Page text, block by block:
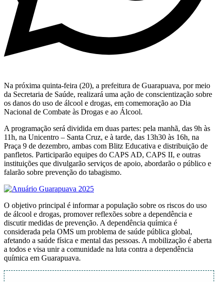
Na próxima quinta-feira (20), a prefeitura de Guarapuava, por meio
da Secretaria de Saúde, realizará uma ação de conscientização sobre
os danos do uso de álcool e drogas, em comemoração ao Dia
Nacional de Combate às Drogas e ao Álcool.
A programação será dividida em duas partes: pela manhã, das 9h às
11h, na Unicentro – Santa Cruz, e à tarde, das 13h30 às 16h, na
Praça 9 de dezembro, ambas com Blitz Educativa e distribuição de
panfletos. Participarão equipes do CAPS AD, CAPS II, e outras
instituições que divulgarão serviços de apoio, abordarão o público e
falarão sobre prevenção do tabagismo.
O objetivo principal é informar a população sobre os riscos do uso
de álcool e drogas, promover reflexões sobre a dependência e
discutir medidas de prevenção. A dependência química é
considerada pela OMS um problema de saúde pública global,
afetando a saúde física e mental das pessoas. A mobilização é aberta
a todos e visa unir a comunidade na luta contra a dependência
química em Guarapuava.